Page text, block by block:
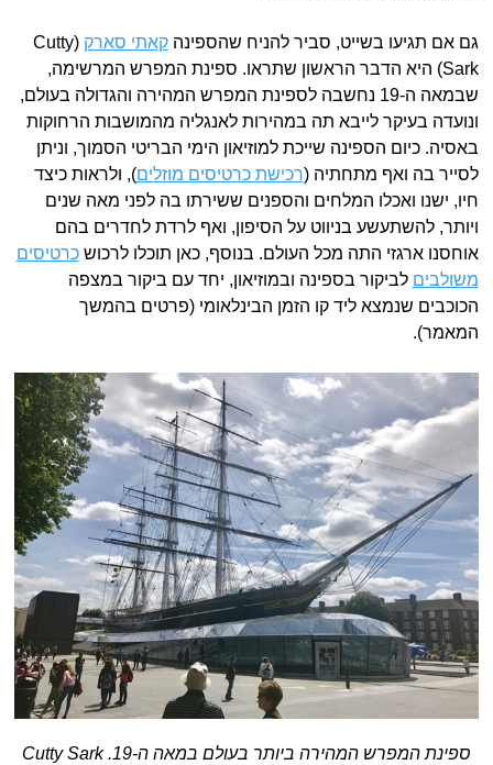
גם אם תגיעו בשייט, סביר להניח שהספינהקאתי סארק
(Сutty
Sark) היא הדבר הראשון שתראו. ספינת המפרש המרשימה,
שבמאה ה-19 נחשבה לספינת המפרש המהירה והגדולה בעולם,
ונועדה בעיקר לייבא תה במהירות לאנגליה מהמושבות הרחוקות
באסיה. כיום הספינה שייכת למוזיאון הימי הבריטי הסמוך, וניתן
לסייר בה ואף מתחתיה (רכישת כרטיסים מוזלים), ולראות כיצד
חיו, ישנו ואכלו המלחים והספנים ששירתו בה לפני מאה שנים
ויותר, להשתעשע בניווט על הסיפון, ואף לרדת לחדרים בהם
אוחסנו ארגזי התה מכל העולם. בנוסף, כאן תוכלו לרכושכרטיסים
משולבים לביקור בספינה ובמוזיאון, יחד עם ביקור במצפה
הכוכבים שנמצא ליד קו הזמן הבינלאומי (פרטים בהמשך
המאמר).
ספינת המפרש המהירה ביותר בעולם במאה ה-19. Cutty Sark